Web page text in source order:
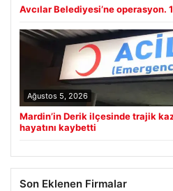
Avcılar Belediyesi’ne operasyon.
Ağustos 5, 2026
Mardin’in Derik ilçesinde trajik
hayatını kaybetti
Son Eklenen Firmalar